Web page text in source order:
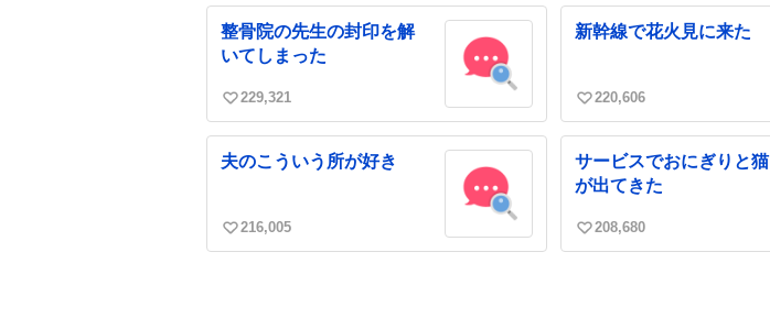
ね
数
ね
数
整骨院の先生の封印を解
いてしまった
い
ね
数
229,321
新幹線で花火見に来た
い
ね
数
220,606
夫のこういう所が好き
い
216,005
サービスでおにぎりと猫
が出てきた
い
208,680